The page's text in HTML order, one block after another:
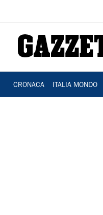
CRONACA ITALIA MONDO